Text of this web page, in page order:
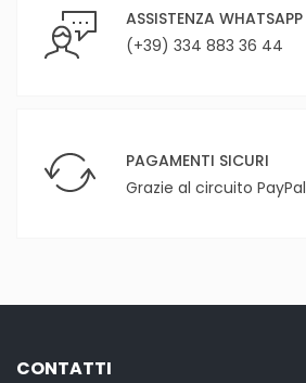
ASSISTENZA WHATSAPP
(+39) 334 883 36 44
PAGAMENTI SICURI
Grazie al circuito PayPal
CONTATTI